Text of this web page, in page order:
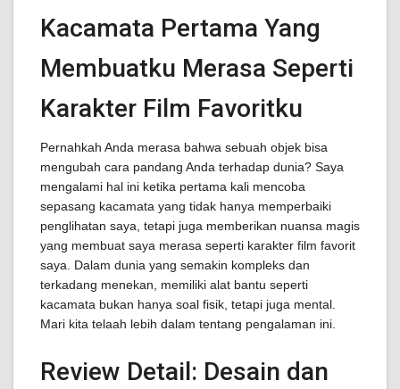
Kacamata Pertama Yang
Membuatku Merasa Seperti
Karakter Film Favoritku
Pernahkah Anda merasa bahwa sebuah objek bisa
mengubah cara pandang Anda terhadap dunia? Saya
mengalami hal ini ketika pertama kali mencoba
sepasang kacamata yang tidak hanya memperbaiki
penglihatan saya, tetapi juga memberikan nuansa magis
yang membuat saya merasa seperti karakter film favorit
saya. Dalam dunia yang semakin kompleks dan
terkadang menekan, memiliki alat bantu seperti
kacamata bukan hanya soal fisik, tetapi juga mental.
Mari kita telaah lebih dalam tentang pengalaman ini.
Review Detail: Desain dan